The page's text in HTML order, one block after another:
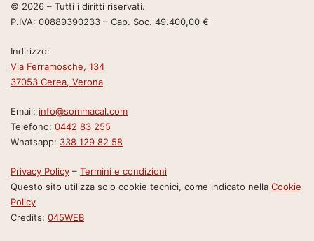
© 2026 – Tutti i diritti riservati.
P.IVA: 00889390233 – Cap. Soc. 49.400,00 €
Indirizzo:
Via Ferramosche, 134
37053 Cerea, Verona
Email: info@sommacal.com
Telefono: 0442 83 255
Whatsapp: 338 129 82 58
Privacy Policy – Termini e condizioni
Questo sito utilizza solo cookie tecnici, come indicato nella Cookie
Policy
Credits: 045WEB